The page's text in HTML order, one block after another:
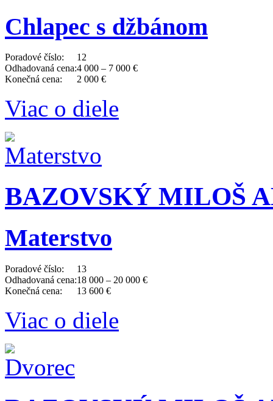
Chlapec s džbánom
Poradové číslo:
12
Odhadovaná cena:4 000 – 7 000 €
Konečná cena:
2 000 €
Viac o diele
BAZOVSKÝ MILOŠ
Materstvo
Poradové číslo:
13
Odhadovaná cena:18 000 – 20 000 €
Konečná cena:
13 600 €
Viac o diele